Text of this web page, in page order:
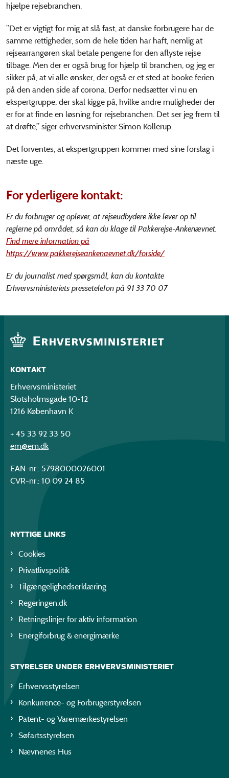
hjælpe rejsebranchen.
”Det er vigtigt for mig at slå fast, at danske forbrugere har de
samme rettigheder, som de hele tiden har haft, nemlig at
rejsearrangøren skal betale pengene for den aflyste rejse
tilbage. Men der er også brug for hjælp til branchen, og jeg er
sikker på, at vi alle ønsker, der også er et sted at booke ferien
på den anden side af corona. Derfor nedsætter vi nu en
ekspertgruppe, der skal kigge på, hvilke andre muligheder der
er for at finde en løsning for rejsebranchen. Det ser jeg frem til
at drøfte,” siger erhvervsminister Simon Kollerup.
Det forventes, at ekspertgruppen kommer med sine forslag i
næste uge.
For yderligere kontakt:
Er du forbruger og oplever, at rejseudbydere ikke lever op til
reglerne på området, så kan du klage til Pakkerejse-Ankenævnet.
Find mere information på
https://www.pakkerejseankenaevnet.dk/forside/
Er du journalist med spørgsmål, kan du kontakte
Erhvervsministeriets pressetelefon på 91 33 70 07
KONTAKT
Erhvervsministeriet
Slotsholmsgade 10-12
1216 København K
+ 45 33 92 33 50
em@em.dk
EAN-nr.: 5798000026001
CVR-nr.: 10 09 24 85
NYTTIGE LINKS
Cookies
Privatlivspolitik
Tilgængelighedserklæring
Regeringen.dk
Retningslinjer for aktiv information
Energiforbrug & energimærke
STYRELSER UNDER ERHVERVSMINISTERIET
Erhvervsstyrelsen
Konkurrence- og Forbrugerstyrelsen
Patent- og Varemærkestyrelsen
Søfartsstyrelsen
Nævnenes Hus